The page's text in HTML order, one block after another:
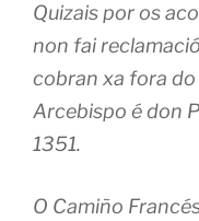
Quizais por os
non fai
cobran xa fora
Arcebispo é don
1351.
O Camiño